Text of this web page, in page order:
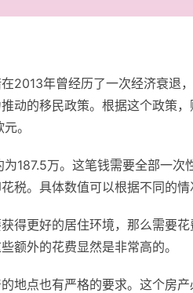
2013年曾经历了一次经济衰退
动的移民政策。根据这个政策
。
187.5万。这笔钱需要全部一次
税。具体数值可以根据不同的情
得更好的居住环境，那么需要
额外的花费显然是非常高的。
地点也有严格的要求。这个房